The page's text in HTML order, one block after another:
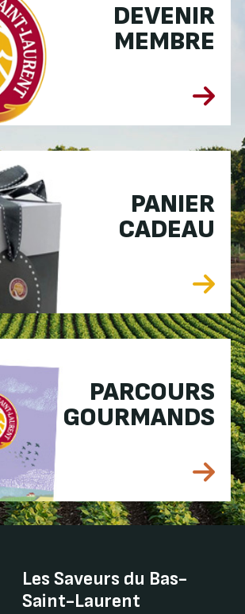
DEVENIR
MEMBRE
PANIER
CADEAU
PARCOURS
GOURMANDS
Les Saveurs du Bas-
Saint-Laurent